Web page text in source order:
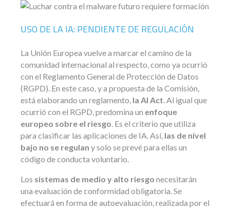
USO DE LA IA: PENDIENTE DE REGULACIÓN
La Unión Europea vuelve a marcar el camino de la
comunidad internacional al respecto, como ya ocurrió
con el Reglamento General de Protección de Datos
(RGPD). En este caso, y a propuesta de la Comisión,
está elaborando un reglamento, la AI Act. Al igual que
ocurrió con el RGPD, predomina un enfoque
europeo sobre el riesgo. Es el criterio que utiliza
para clasificar las aplicaciones de IA. Así, las de nivel
bajo no se regulan y solo se prevé para ellas un
código de conducta voluntario.
Los sistemas de medio y alto riesgo necesitarán
una evaluación de conformidad obligatoria. Se
efectuará en forma de autoevaluación, realizada por el